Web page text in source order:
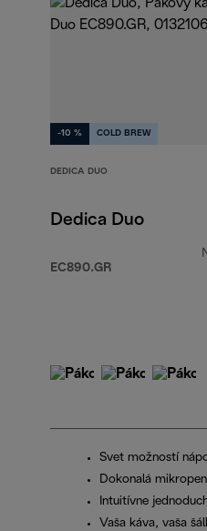
-10 % COLD BREW
DEDICA DUO
Dedica Duo
EC890.GR
Svet možností
Dokonalá
Intuitívne
Vaša káva, vaša